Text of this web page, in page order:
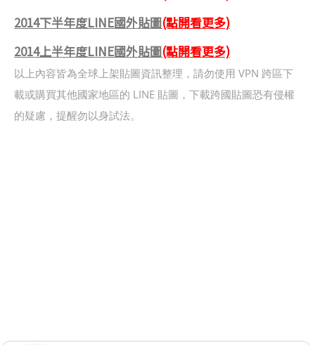
2014下半年度LINE國外貼圖(點開看更多)
2014上半年度LINE國外貼圖(點開看更多)
以上內容皆為全球上架貼圖資訊整理，請勿使用 VPN 跨區下
載或購買其他國家地區的 LINE 貼圖，下載跨國貼圖恐有侵權
的疑慮，提醒勿以身試法。